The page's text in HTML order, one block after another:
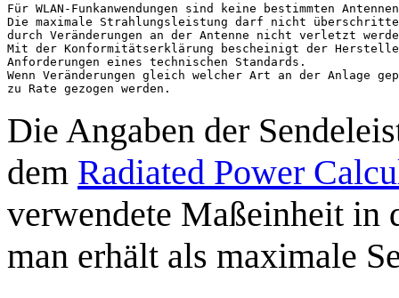
Für WLAN-Funkanwendungen sind keine bestimmten
Die maximale Strahlungsleistung darf nicht
durch Veränderungen an der Antenne nicht verletzt
Mit der Konformitätserklärung bescheinigt der
Anforderungen eines technischen Standards.
Wenn Veränderungen gleich welcher Art an der
zu Rate gezogen werden.
Die Angaben der
dem Radiated Power
verwendete Maßeinheit in
man erhält als maximale